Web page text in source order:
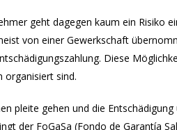
geht dagegen kaum ein Risiko
von einer Gewerkschaft
Diese
organisiert sind.
pleite gehen und die
der FoGaSa (Fondo de Garantía